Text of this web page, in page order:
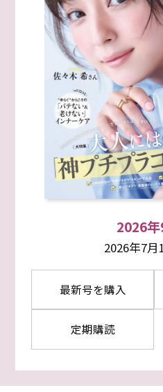
2026
2026年7月
最新号を購入
定期購読